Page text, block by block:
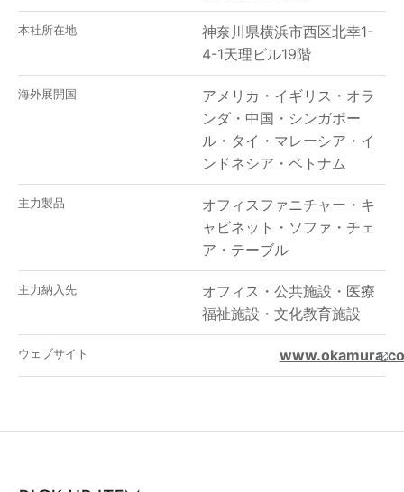
本社所在地
神奈川県横浜市西区北幸1-
4-1天理ビル19階
海外展開国
アメリカ・イギリス・オラ
ンダ・中国・シンガポー
ル・タイ・マレーシア・イ
ンドネシア・ベトナム
主力製品 オフィスファニチャー ・ キ
ャビネット ・ ソファ ・ チェ
ア ・ テーブル
主力納入先 オフィス ・ 公共施設 ・ 医療
福祉施設 ・ 文化教育施設
ウェブサイト